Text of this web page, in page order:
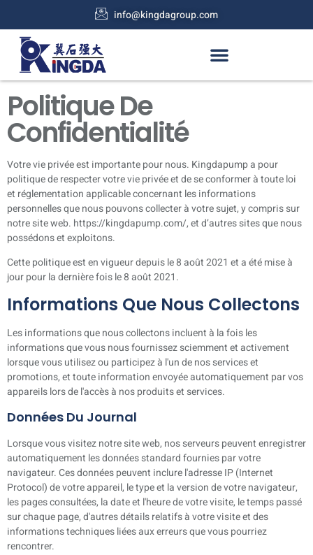
info@kingdagroup.com
Politique De
Confidentialité
Votre vie privée est importante pour nous. Kingdapump a pour
politique de respecter votre vie privée et de se conformer à toute loi
et réglementation applicable concernant les informations
personnelles que nous pouvons collecter à votre sujet, y compris sur
notre site web. https://kingdapump.com/, et d’autres sites que nous
possédons et exploitons.
Cette politique est en vigueur depuis le 8 août 2021 et a été mise à
jour pour la dernière fois le 8 août 2021.
Informations Que Nous Collectons
Les informations que nous collectons incluent à la fois les
informations que vous nous fournissez sciemment et activement
lorsque vous utilisez ou participez à l'un de nos services et
promotions, et toute information envoyée automatiquement par vos
appareils lors de l'accès à nos produits et services.
Données Du Journal
Lorsque vous visitez notre site web, nos serveurs peuvent enregistrer
automatiquement les données standard fournies par votre
navigateur. Ces données peuvent inclure l'adresse IP (Internet
Protocol) de votre appareil, le type et la version de votre navigateur,
les pages consultées, la date et l'heure de votre visite, le temps passé
sur chaque page, d'autres détails relatifs à votre visite et des
informations techniques liées aux erreurs que vous pourriez
rencontrer.